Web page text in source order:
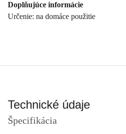
Doplňujúce informácie
Určenie: na domáce použitie
Technické údaje
Špecifikácia